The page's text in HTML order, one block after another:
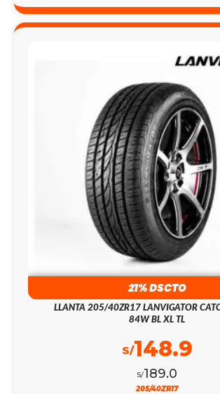
21% DSCTO
LLANTA 205/40ZR17 LANVIGATOR
84W BL XL TL
S/189.0
S/148.9
205/40ZR17